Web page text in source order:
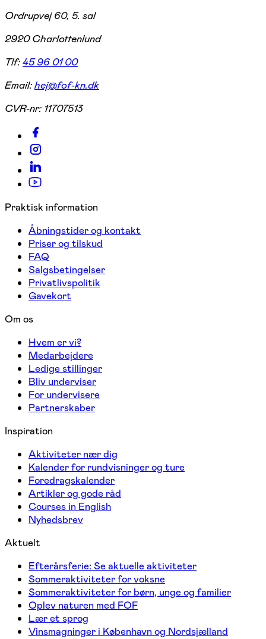
Ordrupvej 60, 5. sal
2920 Charlottenlund
Tlf:45 96 01 00
Email:hej@fof-kn.dk
CVR-nr: 11707513
Praktisk information
Åbningstider og kontakt
Priser og tilskud
FAQ
Salgsbetingelser
Privatlivspolitik
Gavekort
Om os
Hvem er vi?
Medarbejdere
Ledige stillinger
Bliv underviser
For undervisere
Partnerskaber
Inspiration
Aktiviteter nær dig
Kalender for rundvisninger og ture
Foredragskalender
Artikler og gode råd
Courses in English
Nyhedsbrev
Aktuelt
Efterårsferie: Se aktuelle aktiviteter
Sommeraktiviteter for voksne
Sommeraktiviteter for børn, unge og familier
Oplev naturen med FOF
Lær et sprog
Vinsmagninger i København og Nordsjælland